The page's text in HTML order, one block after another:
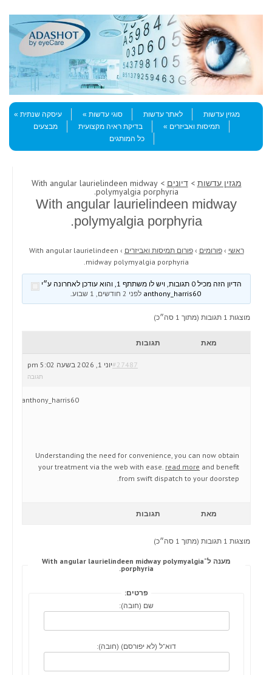
Menu
Skip to content
מגזין עדשות
לאתר עדשות סוגי עדשות
עיסקה שנתית
תמיסות ואביזרים
בדיקת ראיה מקצועית
מבצעים
כל המותגים
מגזין עדשות >דיונים > With angular laurielindeen midway
polymyalgia porphyria.
With angular laurielindeen midway
polymyalgia porphyria.
ראשי › פורומים › פורום תמיסות ואביזרים ›
With angular laurielindeen
midway polymyalgia porphyria.
הדיון הזה מכיל 0 תגובות, ויש לו משתתף 1, והוא עודכן לאחרונה ע״י
anthony_harris60
לפני 2 חודשים, 1 שבוע .
מוצגות 1 תגובות (מתוך 1 סה״כ)
מאת תגובות
יוני 1, 2026 בשעה 5:02 pm#27487
תגובה
anthony_harris60
Understanding the need for convenience, you can now obtain
your treatment via the web with ease. read more and benefit
from swift dispatch to your doorstep.
מאת תגובות
מוצגות 1 תגובות (מתוך 1 סה״כ)
מענה ל־With angular laurielindeen midway polymyalgia
porphyria.
פרטים:
שם (חובה):
דוא"ל (לא יפורסם) (חובה):